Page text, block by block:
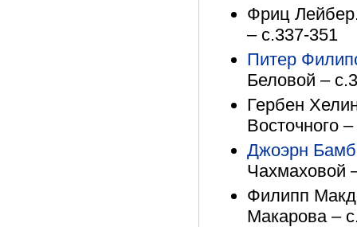
Фриц
– с.337-351
Питер
Беловой –
Гербен
Восточного
Джоэрн
Чахмаховой
Филипп
Макарова –